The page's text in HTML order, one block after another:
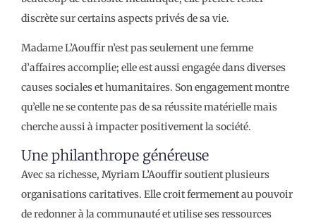
discrète sur certains aspects privés de sa vie.
Madame L’Aouffir n’est pas seulement une femme
d’affaires accomplie; elle est aussi engagée dans diverses
causes sociales et humanitaires. Son engagement montre
qu’elle ne se contente pas de sa réussite matérielle mais
cherche aussi à impacter positivement la société.
Une philanthrope généreuse
Avec sa richesse, Myriam L’Aouffir soutient plusieurs
organisations caritatives. Elle croit fermement au pouvoir
de redonner à la communauté et utilise ses ressources